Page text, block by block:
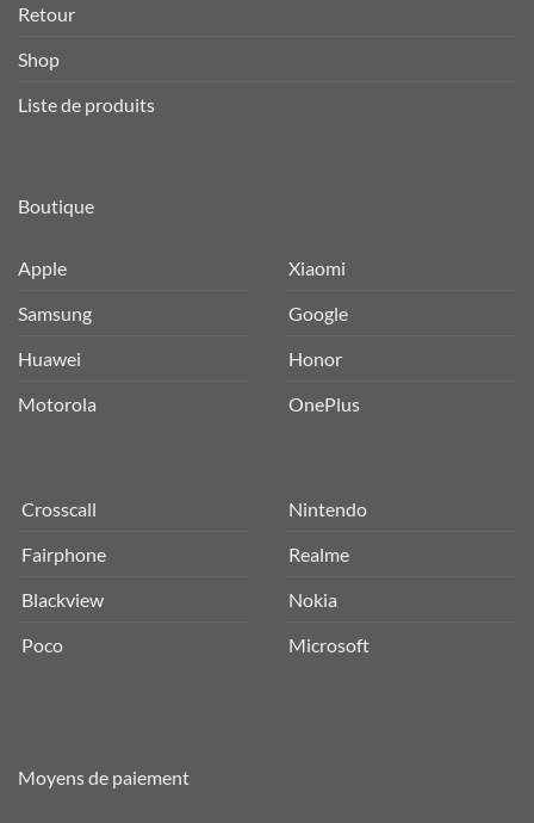
Retour
Shop
Liste de produits
Boutique
Apple
Samsung
Huawei
Motorola
Xiaomi
Google
Honor
OnePlus
Crosscall
Fairphone
Blackview
Poco
Nintendo
Realme
Nokia
Microsoft
Moyens de paiement